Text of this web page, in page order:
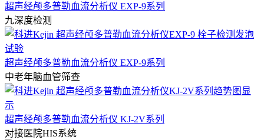
超声经颅多普勒血流分析仪 EXP-9系列
九深度检测
超声经颅多普勒血流分析仪 EXP-9系列
中老年脑血管筛查
超声经颅多普勒血流分析仪 KJ-2V系列
对接医院HIS系统